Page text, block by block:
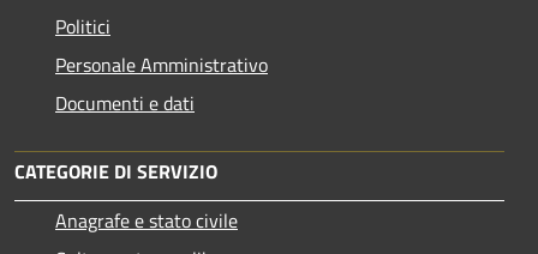
Politici
Personale Amministrativo
Documenti e dati
CATEGORIE DI SERVIZIO
Anagrafe e stato civile